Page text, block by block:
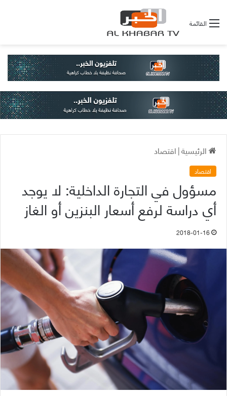
القائمة
الرئيسية|اقتصاد
اقتصاد
مسؤول في التجارة الداخلية: لا يوجد
أي دراسة لرفع أسعار البنزين أو الغاز
2018-01-16